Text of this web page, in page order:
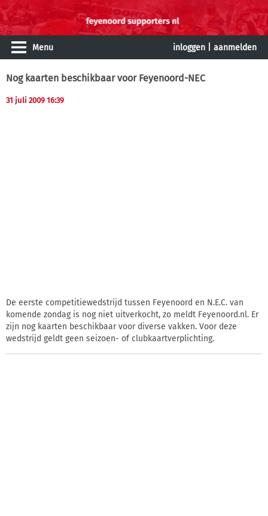
Menu inloggen aanmelden
Nog kaarten beschikbaar voor Feyenoord-NEC
31 juli 2009 16:39
De eerste competitiewedstrijd tussen Feyenoord en N.E.C. van
komende zondag is nog niet uitverkocht, zo meldt Feyenoord.nl. Er
zijn nog kaarten beschikbaar voor diverse vakken. Voor deze
wedstrijd geldt geen seizoen- of clubkaartverplichting.